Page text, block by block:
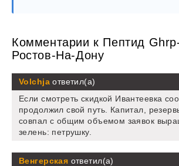
Комментарии к Пептид
Ростов-На-Дону
Volchjaответил(а)
Если смотреть скидкой Ивантеевка
продолжил свой путь. Капитал,
совпал с общим объемом заявок
зелень: петрушку.
Венгерская ответил(а)